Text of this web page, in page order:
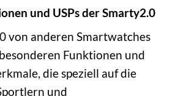
und USPs der Smarty2.0
von anderen Smartwatches
Funktionen und
die speziell auf die
und